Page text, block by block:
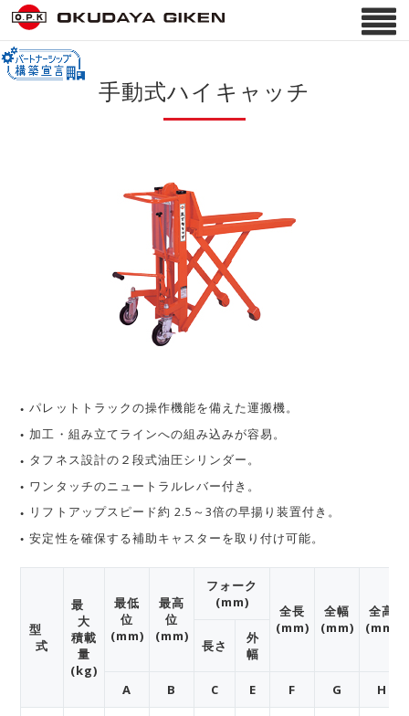
手動式ハイキャッチ
パレットトラックの操作機能を備えた運搬機。
加工・組み立てラインへの組み込みが容易。
タフネス設計の２段式油圧シリンダー。
ワンタッチのニュートラルレバー付き。
リフトアップスピード約 2.5～3倍の早揚り装置付き。
安定性を確保する補助キャスターを取り付け可能。
型
式
最
大
積載
量
(kg)
最低
位
(mm)
最高
位
(mm)
フォーク
(mm)
全長
(mm)
全幅
(mm)
全高
(mm)
長さ
外
幅
A B C E F G H